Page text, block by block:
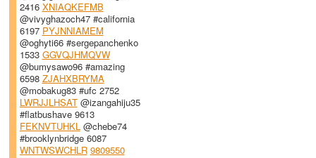
2416 XNIAQKEFMB
@vivyghazoch47 #california
6197 PYJNNIAMEM
@oghyti66 #sergepanchenko
1533 GGVQJHMQVW
@bumysawo96 #amazing
6598 ZJAHXBRYMA
@mobakug83 #ufc 2752
LWRJJLHSAT@izangahiju35
#flatbushave 9613
FEKNVTUHKL@chebe74
#brooklynbridge 6087
WNTWSWCHLR 9809550